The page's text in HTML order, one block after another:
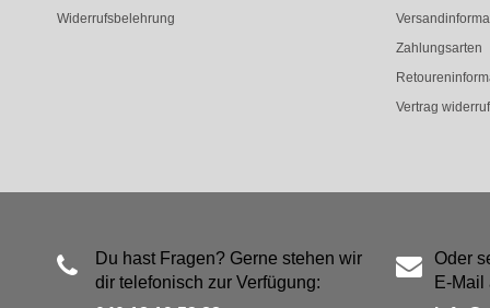
Widerrufsbelehrung
Zahlungsarten
Vertrag
Du hast Fragen? Gerne stehen wir
dir telefonisch zur Verfügung:
Oder
E-Mail